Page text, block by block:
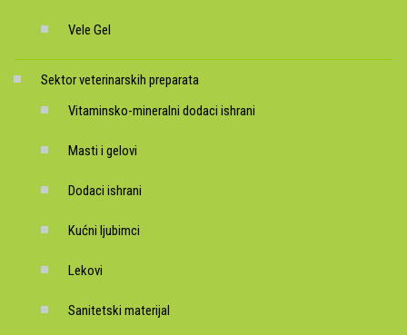
Vele Gel
Sektor veterinarskih preparata
Vitaminsko-mineralni dodaci ishrani
Masti i gelovi
Dodaci ishrani
Kućni ljubimci
Lekovi
Sanitetski materijal